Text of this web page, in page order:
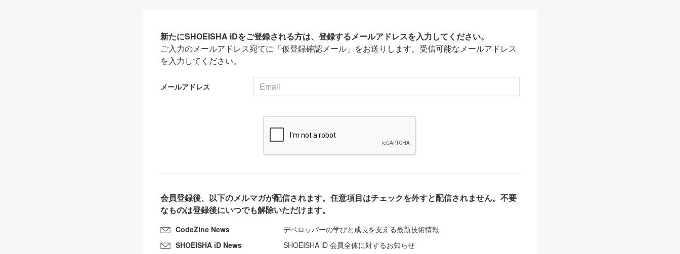
新たにSHOEISHA iDをご登録される方は、登録するメールアドレスを入力してください。
ご入力のメールアドレス宛てに「仮登録確認メール」をお送りします。受信可能なメールアドレス
を入力してください。
メールアドレス
会員登録後、以下のメルマガが配信されます。任意項目はチェックを外すと配信されません。不要
なものは登録後にいつでも解除いただけます。
CodeZine News
デベロッパーの学びと成長を支える最新技術情報
SHOEISHA iD News
SHOEISHA iD 会員全体に対するお知らせ